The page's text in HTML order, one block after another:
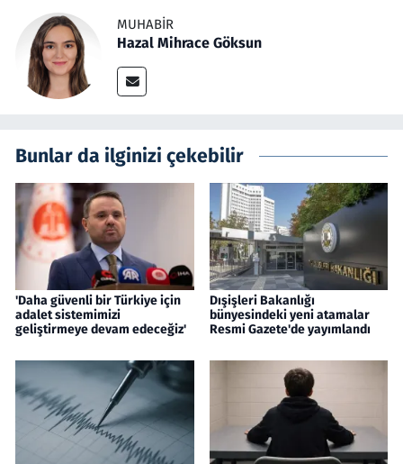
MUHABIR
Hazal Mihrace Göksun
Bunlar da ilginizi çekebilir
'Daha güvenli bir Türkiye için
adalet sistemimizi
geliştirmeye devam edeceğiz'
Dışişleri Bakanlığı
bünyesindeki yeni atamalar
Resmi Gazete'de yayımlandı